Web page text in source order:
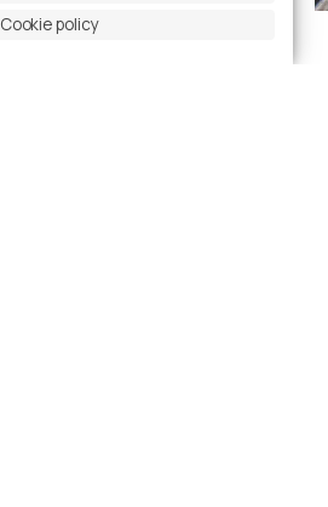
Cookie policy